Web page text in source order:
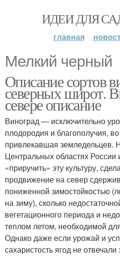
ИДЕИ ДЛЯ
главная
Мелкий черный
Описание сортов
северных широт.
севере описание
Виноград — исключительно
плодородия и благополучия,
привлекавшая земледельцев.
Центральных областях России
«приручить» эту культуру,
продвижение на север
пониженной зимостойкостью
на зиму), сколько
вегетационного периода и
теплом летом, необходимой
Однако даже если урожай и
сахаристость ягод не